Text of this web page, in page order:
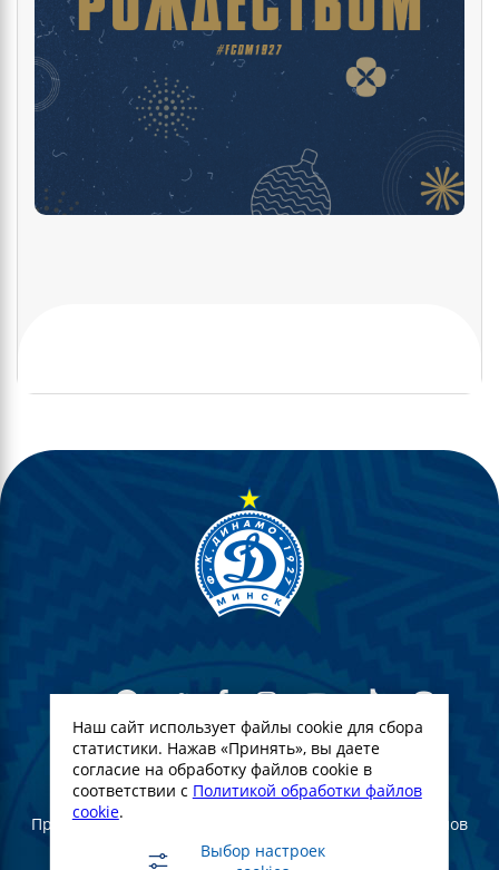
© Футбольный Клуб Динамо-Минск. 2022
При полном или частичном использовании материалов
ссылка на официальный сайт ФК Динамо Минск
обязательна
Наш сайт использует файлы cookie для сбора
статистики. Нажав «Принять», вы даете
согласие на обработку файлов cookie в
соответствии с Политикой обработки файлов
cookie.
Выбор настроек